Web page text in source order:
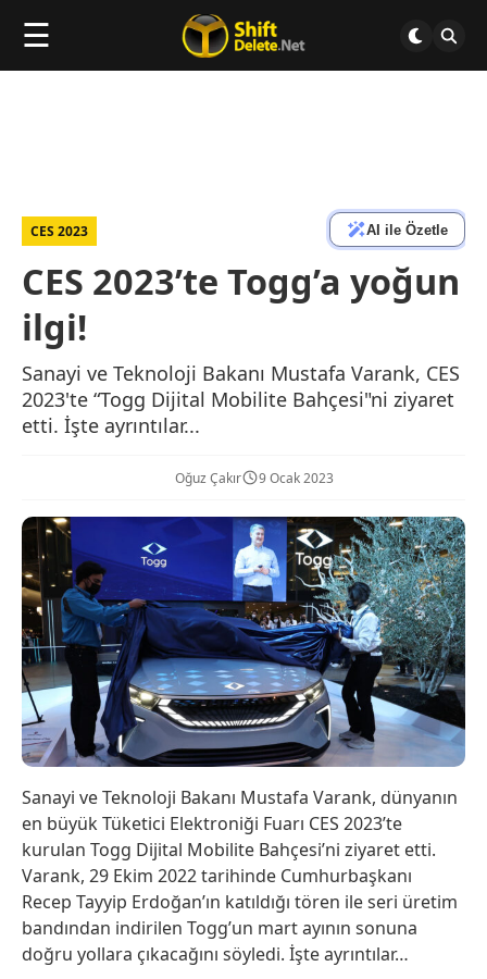
☰
CES 2023 AI ile Özetle
CES 2023’te Togg’a yoğun
ilgi!
Sanayi ve Teknoloji Bakanı Mustafa Varank, CES
2023'te “Togg Dijital Mobilite Bahçesi"ni ziyaret
etti. İşte ayrıntılar...
Oğuz Çakır 9 Ocak 2023
Sanayi ve Teknoloji Bakanı Mustafa Varank, dünyanın
en büyük Tüketici Elektroniği Fuarı CES 2023’te
kurulan Togg Dijital Mobilite Bahçesi’ni ziyaret etti.
Varank, 29 Ekim 2022 tarihinde Cumhurbaşkanı
Recep Tayyip Erdoğan’ın katıldığı tören ile seri üretim
bandından indirilen Togg’un mart ayının sonuna
doğru yollara çıkacağını söyledi. İşte ayrıntılar…